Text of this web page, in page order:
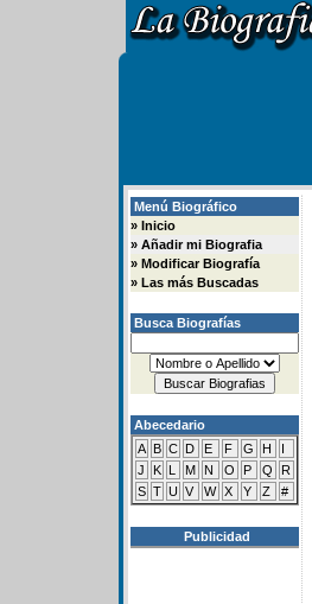
Menú Biográfico
» Inicio
» Añadir mi Biografia
» Modificar Biografía
» Las más Buscadas
Busca Biografías
Abecedario
A B C D E F G H
I
J
K L M N O P Q
R
S T U V W X Y Z #
Publicidad